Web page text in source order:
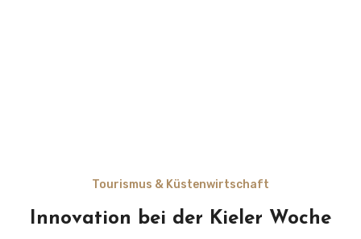
Tourismus & Küstenwirtschaft
Innovation bei der Kieler Woche